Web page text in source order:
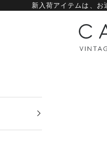
新入荷アイテムは、 お
CARA